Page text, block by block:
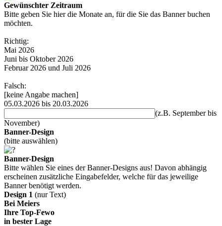
Gewünschter Zeitraum
Bitte geben Sie hier die Monate an, für die Sie das Banner buchen
möchten.
Richtig:
Mai 2026
Juni bis Oktober 2026
Februar 2026 und Juli 2026
Falsch:
[keine Angabe machen]
05.03.2026 bis 20.03.2026
(z.B. September bis
November)
Banner-Design
(bitte auswählen)
Banner-Design
Bitte wählen Sie eines der Banner-Designs aus! Davon abhängig
erscheinen zusätzliche Eingabefelder, welche für das jeweilige
Banner benötigt werden.
Design 1 (nur Text)
Bei Meiers
Ihre Top-Fewo
in bester Lage